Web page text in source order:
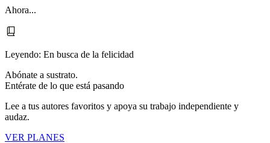
Ahora...
Leyendo: En busca de la felicidad
Abónate a sustrato.
Entérate de lo que está pasando
Lee a tus autores favoritos y apoya su trabajo independiente y
audaz.
VER PLANES